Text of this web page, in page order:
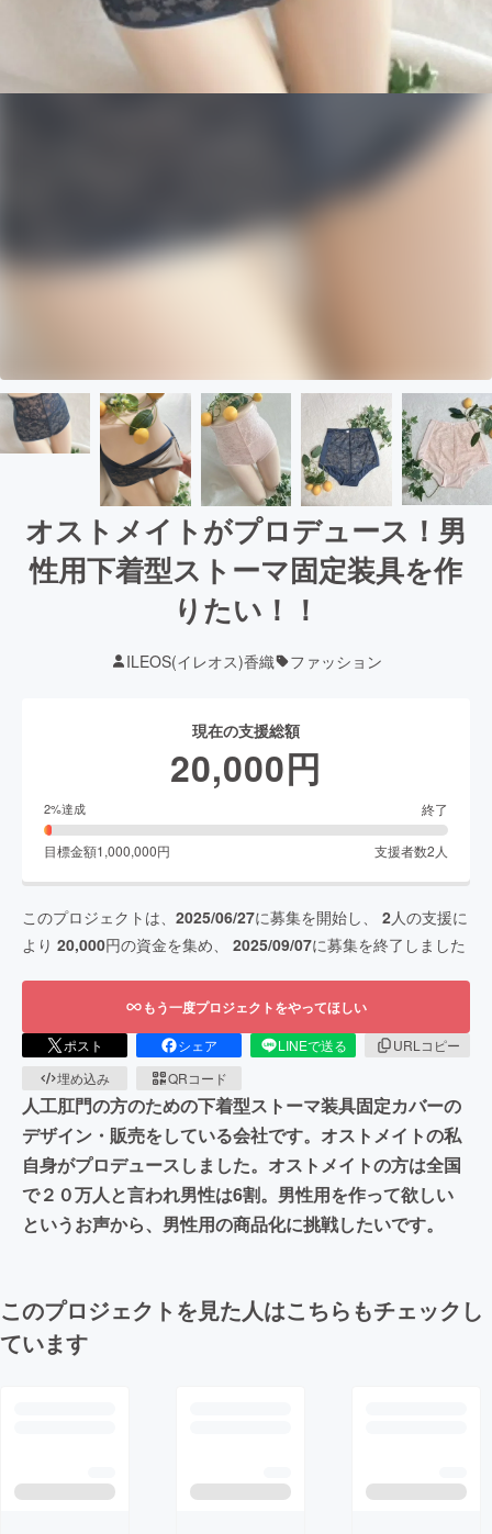
オストメイトがプロデュース！男
性用下着型ストーマ固定装具を作
りたい！！
ILEOS(イレオス)香織 ファッション
現在の支援総額
20,000円
2%達成 終了
目標金額1,000,000円 支援者数2 人
このプロジェクトは、 2025/06/27に募集を開始し、 2人の支援に
より 20,000円の資金を集め、 2025/09/07に募集を終了しました
もう一度プロジェクトをやってほしい
ポスト シェア LINEで送る
URLコピー
埋め込み
QRコード
人工肛門の方のための下着型ストーマ装具固定カバーの
デザイン・販売をしている会社です。オストメイトの私
自身がプロデュースしました。オストメイトの方は全国
で２０万人と言われ男性は6割。男性用を作って欲しい
というお声から、男性用の商品化に挑戦したいです。
このプロジェクトを見た人はこちらもチェックし
ています